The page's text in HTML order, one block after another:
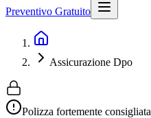
Preventivo Gratuito
Assicurazione Dpo
Polizza fortemente consigliata